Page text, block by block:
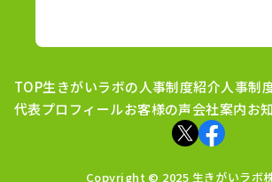
TOP生きがいラボの人事制度紹介人事制
代表プロフィールお客様の声会社案内お
Copyright © 2025 生きがいラボ